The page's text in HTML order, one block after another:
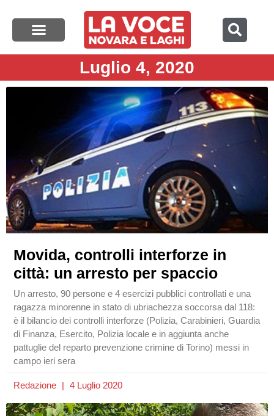
Luglio 4, 2020
Movida, controlli interforze in
città: un arresto per spaccio
Un arresto, 90 persone e 4 esercizi pubblici controllati e una
ragazza minorenne in stato di ubriachezza soccorsa dal 118:
è il bilancio dei controlli interforze (Polizia, Carabinieri, Guardia
di Finanza, Esercito, Polizia locale e in aggiunta anche
pattuglie del reparto prevenzione crimine di Torino) messi in
campo ieri sera
Redazione 4 Luglio 2020